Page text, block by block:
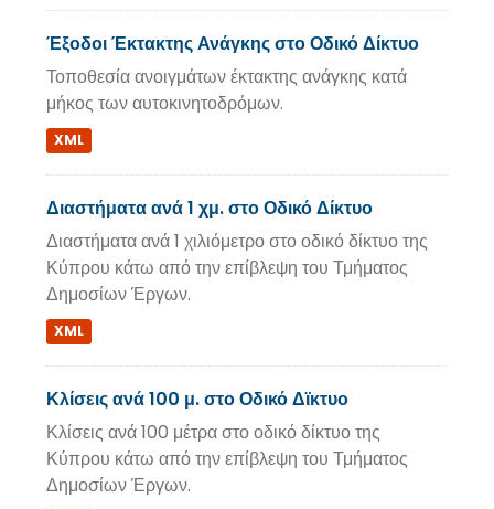
Έξοδοι Έκτακτης Ανάγκης στο Οδικό Δίκτυο
Τοποθεσία ανοιγμάτων έκτακτης ανάγκης κατά
μήκος των αυτοκινητοδρόμων.
XML
Διαστήματα ανά 1 χμ. στο Οδικό Δίκτυο
Διαστήματα ανά 1 χιλιόμετρο στο οδικό δίκτυο της
Κύπρου κάτω από την επίβλεψη του Τμήματος
Δημοσίων Έργων.
XML
Κλίσεις ανά 100 μ. στο Οδικό Δϊκτυο
Κλίσεις ανά 100 μέτρα στο οδικό δίκτυο της
Κύπρου κάτω από την επίβλεψη του Τμήματος
Δημοσίων Έργων.